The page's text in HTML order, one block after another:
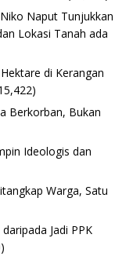
Naput Tunjukkan
Lokasi Tanah ada
di Kerangan
Berkorban, Bukan
Ideologis dan
Warga, Satu
Jadi PPK